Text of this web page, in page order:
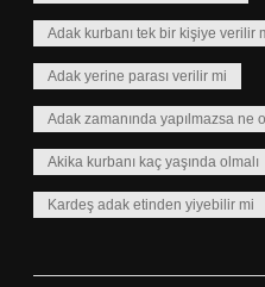
Adak kurbanı tek bir kişiye verilir
Adak yerine parası verilir mi
Adak zamanında yapılmazsa ne
Akika kurbanı kaç yaşında olmalı
Kardeş adak etinden yiyebilir mi